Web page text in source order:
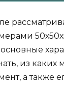
из каких
а также